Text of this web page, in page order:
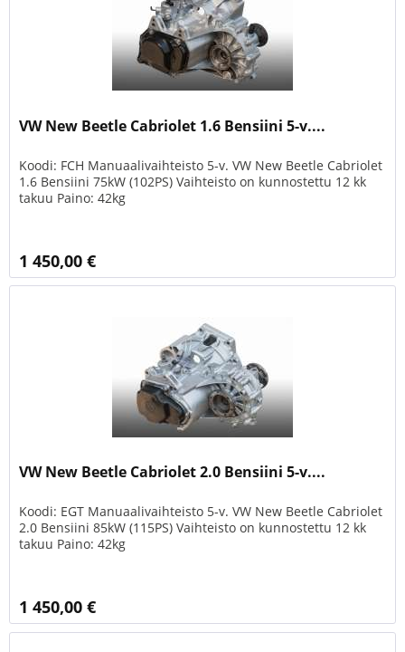
VW New Beetle Cabriolet 1.6 Bensiini 5-v....
Koodi: FCH Manuaalivaihteisto 5-v. VW New Beetle Cabriolet
1.6 Bensiini 75kW (102PS) Vaihteisto on kunnostettu 12 kk
takuu Paino: 42kg
1 450,00 €
VW New Beetle Cabriolet 2.0 Bensiini 5-v....
Koodi: EGT Manuaalivaihteisto 5-v. VW New Beetle Cabriolet
2.0 Bensiini 85kW (115PS) Vaihteisto on kunnostettu 12 kk
takuu Paino: 42kg
1 450,00 €